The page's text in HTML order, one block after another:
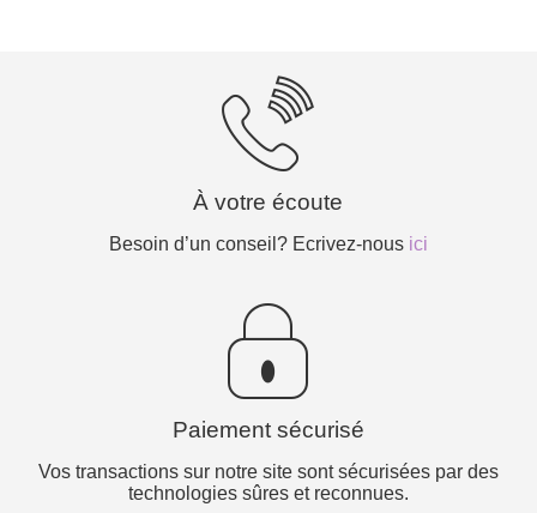
À votre écoute
Besoin d’un conseil? Ecrivez-nous ici
Paiement sécurisé
Vos transactions sur notre site sont sécurisées par des
technologies sûres et reconnues.